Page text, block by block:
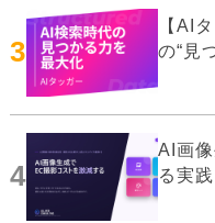
3
【AI
の“見
4
AI画
る実